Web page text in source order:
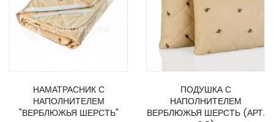
НАМАТРАСНИК С
НАПОЛНИТЕЛЕМ
"ВЕРБЛЮЖЬЯ ШЕРСТЬ"
ПОДУШКА С
НАПОЛНИТЕЛЕМ
ВЕРБЛЮЖЬЯ ШЕРСТЬ (АРТ.